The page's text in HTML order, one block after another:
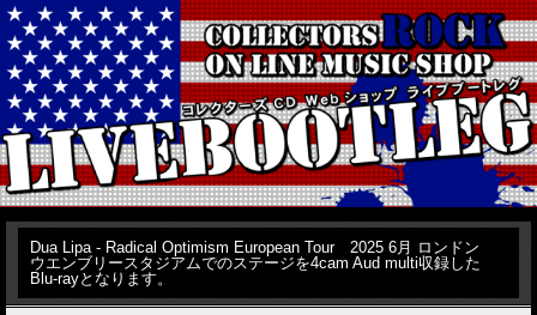
Dua Lipa - Radical Optimism European Tour 2025 6月 ロンドン
ウエンブリースタジアムでのステージを4cam Aud multi収録した
Blu-rayとなります。